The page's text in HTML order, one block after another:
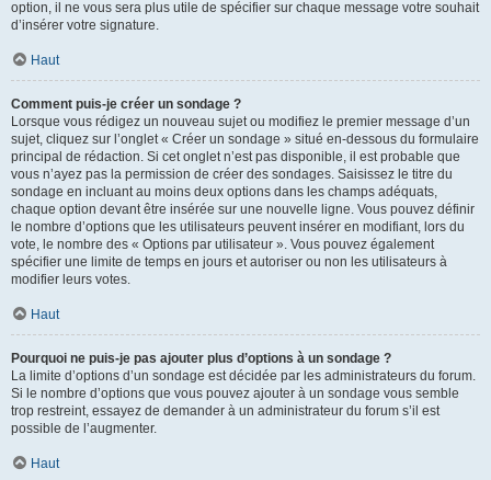
option, il ne vous sera plus utile de spécifier sur chaque message votre souhait
d’insérer votre signature.
Haut
Comment puis-je créer un sondage ?
Lorsque vous rédigez un nouveau sujet ou modifiez le premier message d’un
sujet, cliquez sur l’onglet « Créer un sondage » situé en-dessous du formulaire
principal de rédaction. Si cet onglet n’est pas disponible, il est probable que
vous n’ayez pas la permission de créer des sondages. Saisissez le titre du
sondage en incluant au moins deux options dans les champs adéquats,
chaque option devant être insérée sur une nouvelle ligne. Vous pouvez définir
le nombre d’options que les utilisateurs peuvent insérer en modifiant, lors du
vote, le nombre des « Options par utilisateur ». Vous pouvez également
spécifier une limite de temps en jours et autoriser ou non les utilisateurs à
modifier leurs votes.
Haut
Pourquoi ne puis-je pas ajouter plus d’options à un sondage ?
La limite d’options d’un sondage est décidée par les administrateurs du forum.
Si le nombre d’options que vous pouvez ajouter à un sondage vous semble
trop restreint, essayez de demander à un administrateur du forum s’il est
possible de l’augmenter.
Haut